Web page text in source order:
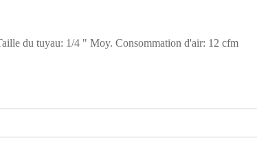
du tuyau: 1/4 " Moy. Consommation d'air: 12 cfm